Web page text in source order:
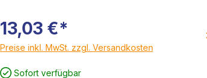
13,03 €*
Preise inkl. MwSt. zzgl. Versandkosten
Sofort verfügbar